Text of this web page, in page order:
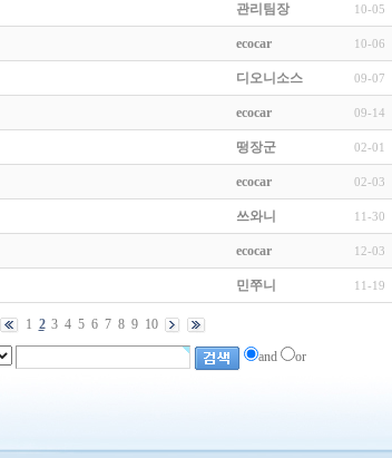
관리팀장 10-05
ecocar 10-06
디오니소스 09-07
ecocar 09-14
떵장군 02-01
ecocar 02-03
쓰와니 11-30
ecocar 12-03
민쭈니 11-19
1 2 3 4 5 6 7 8 9 10
and or